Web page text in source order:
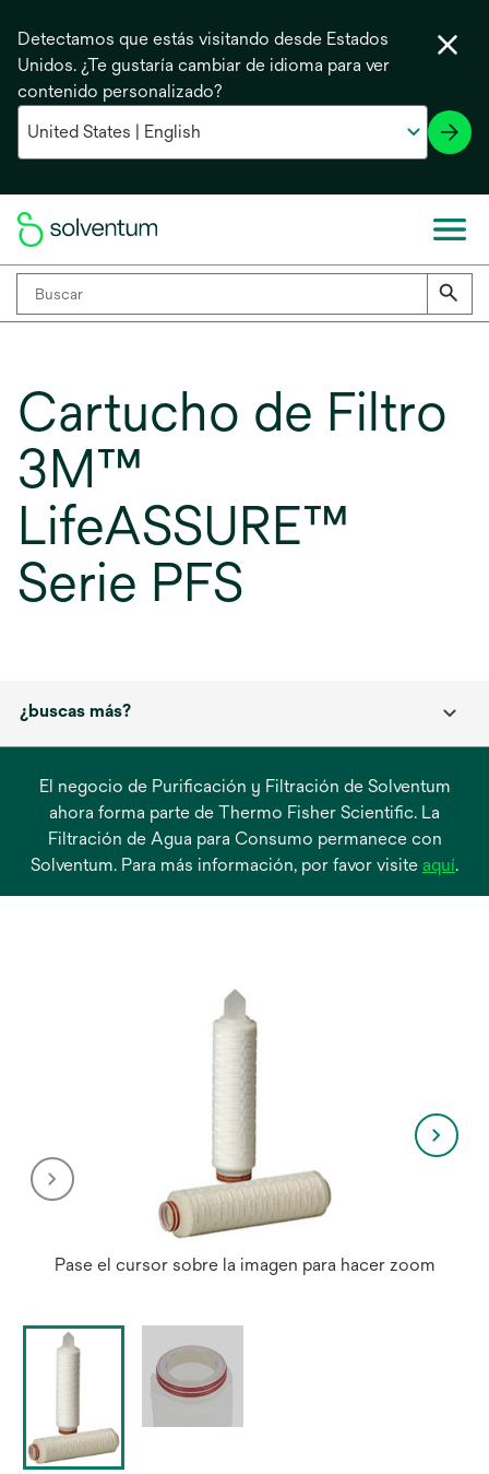
Detectamos que estás visitando desde Estados
Unidos. ¿Te gustaría cambiar de idioma para ver
contenido personalizado?
Cartucho de Filtro
3M™
LifeASSURE™
Serie PFS
¿buscas más?
El negocio de Purificación y Filtración de Solventum
ahora forma parte de Thermo Fisher Scientific. La
Filtración de Agua para Consumo permanece con
Solventum. Para más información, por favor visite aquíse
.
Pase el cursor sobre la imagen para hacer zoom